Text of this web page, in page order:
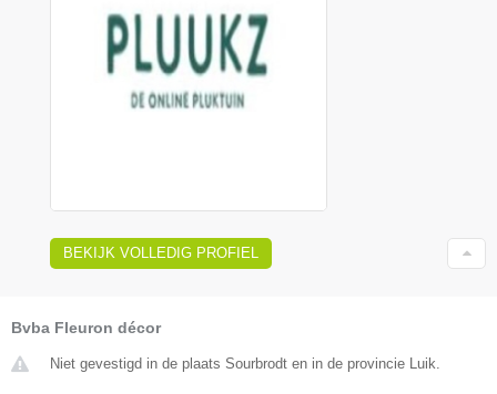
BEKIJK VOLLEDIG PROFIEL
Bvba Fleuron décor
Niet gevestigd in de plaats Sourbrodt en in de provincie Luik.